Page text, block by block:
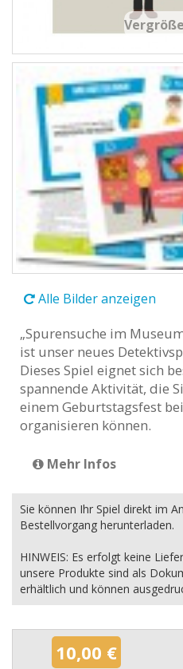
Alle Bilder anzeigen
„Spurensuche im
ist unser neues
Dieses Spiel eignet sich
spannende Aktivität, die
einem Geburtstagsfest
organisieren können.
Mehr Infos
Sie können Ihr Spiel direkt im
Bestellvorgang herunterladen.
HINWEIS: Es erfolgt keine
unsere Produkte sind als
erhältlich und können
10,00 €